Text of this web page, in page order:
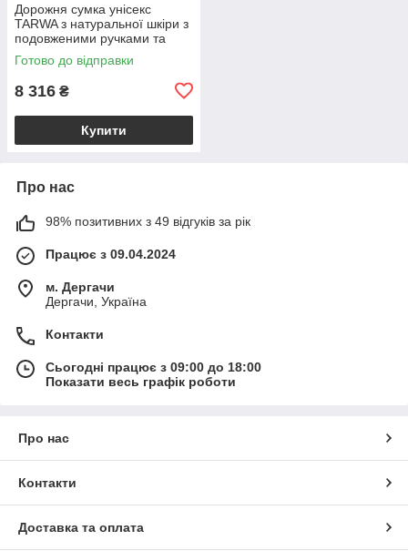
Дорожня сумка унісекс
TARWA з натуральної шкіри з
подовженими ручками та
плечовим ременем, коньячна
BSRYv-0320-4lx
Готово до відправки
8 316 ₴
Купити
Про нас
98% позитивних з 49 відгуків за рік
Працює з 09.04.2024
м. Дергачи
Дергачи, Україна
Контакти
Сьогодні працює з 09:00 до 18:00
Показати весь графік роботи
Про нас
Контакти
Доставка та оплата